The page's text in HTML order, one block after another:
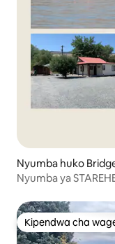
Nyumba huko
Nyumba ya
Kipendwa cha
Kipendwa cha